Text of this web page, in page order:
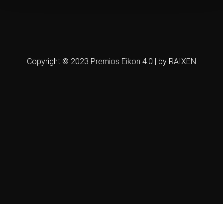
Copyright © 2023 Premios Eikon 4.0 | by RAIXEN